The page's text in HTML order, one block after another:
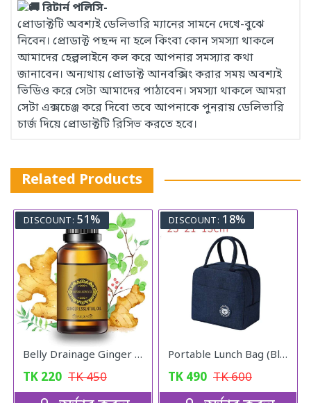
রিটার্ন পলিসি-
প্রোডাক্টটি অবশ্যই ডেলিভারি ম্যানের সামনে দেখে-বুঝে
নিবেন। প্রোডাক্ট পছন্দ না হলে কিংবা কোন সমস্যা থাকলে
আমাদের হেল্পলাইনে কল করে আপনার সমস্যার কথা
জানাবেন। অন্যথায় প্রোডাক্ট আনবক্সিং করার সময় অবশ্যই
ভিডিও করে সেটা আমাদের পাঠাবেন। সমস্যা থাকলে আমরা
সেটা এক্সচেঞ্জ করে দিবো তবে আপনাকে পুনরায় ডেলিভারি
চার্জ দিয়ে প্রোডাক্টটি রিসিভ করতে হবে।
Related Products
DISCOUNT: 51%
Belly Drainage Ginger Essential Oil
TK 220 TK450
DISCOUNT: 18%
Portable Lunch Bag (Blue)
TK 490 TK600